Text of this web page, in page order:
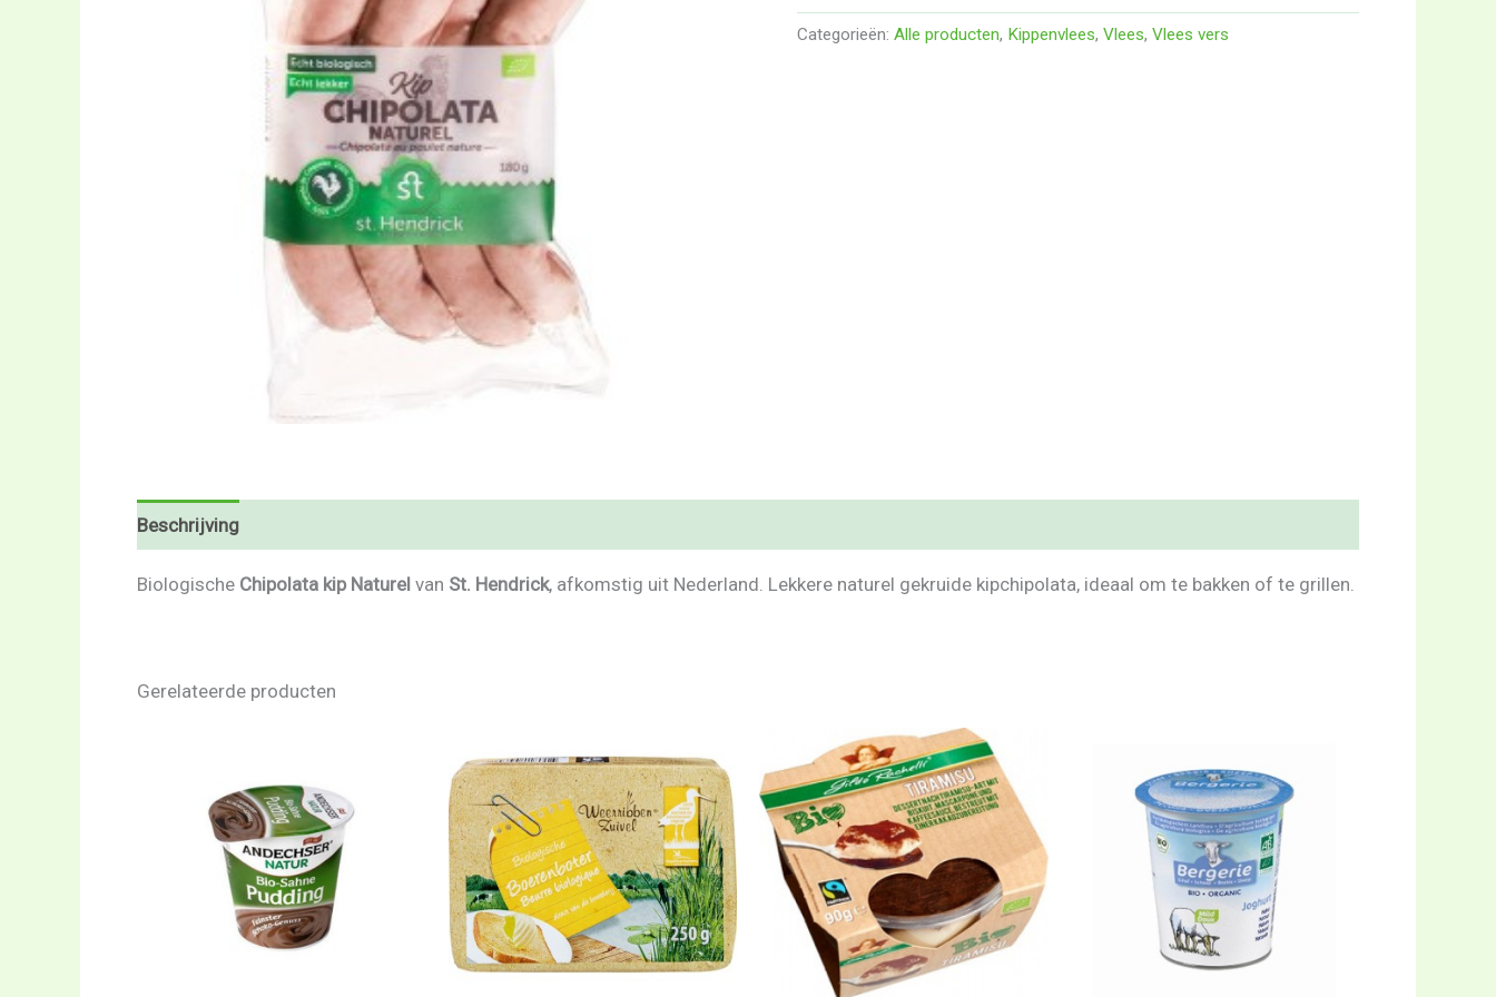
Categorieën: Alle producten, Kippenvlees, Vlees, Vlees vers
Beschrijving
Biologische Chipolata kip Naturel van St. Hendrick, afkomstig uit Nederland. Lekkere naturel gekruide kipchipolata, ideaal om te bakken of te grillen.
Gerelateerde producten